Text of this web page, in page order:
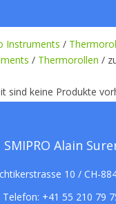
Instruments /
/ Thermorollen /
sind keine Produkte
SMIPRO Alain
10 / CH-
Telefon: +41 55 210 79